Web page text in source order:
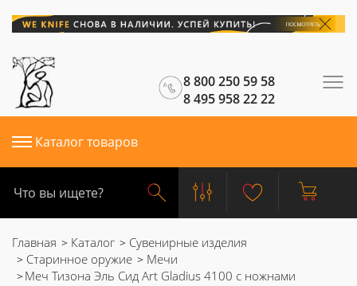
8 800 250 59 58
8 495 958 22 22
Каталог товаров
Главная Каталог
Сувенирные изделия
Старинное оружие
Мечи
Меч Тизона Эль Сид Art Gladius 4100 с ножнами